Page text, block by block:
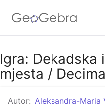
Google Classroom
Igra: Dekadska
mjesta /
Autor: Aleksandra-Maria